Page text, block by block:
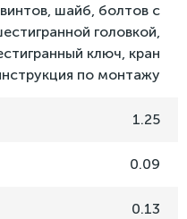
шайб, болтов с
головкой,
ключ, кран
по монтажу
1.25
0.09
0.13